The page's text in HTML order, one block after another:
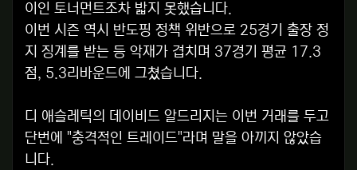
이인 토너먼트조차 밟지 못했습니다.
이번 시즌 역시 반도핑 정책 위반으로 25경기 출장 정
지 징계를 받는 등 악재가 겹치며 37경기 평균 17.3
점, 5.3리바운드에 그쳤습니다.
디 애슬레틱의 데이비드 알드리지는 이번 거래를 두고
단번에 "충격적인 트레이드"라며 말을 아끼지 않았습
니다.